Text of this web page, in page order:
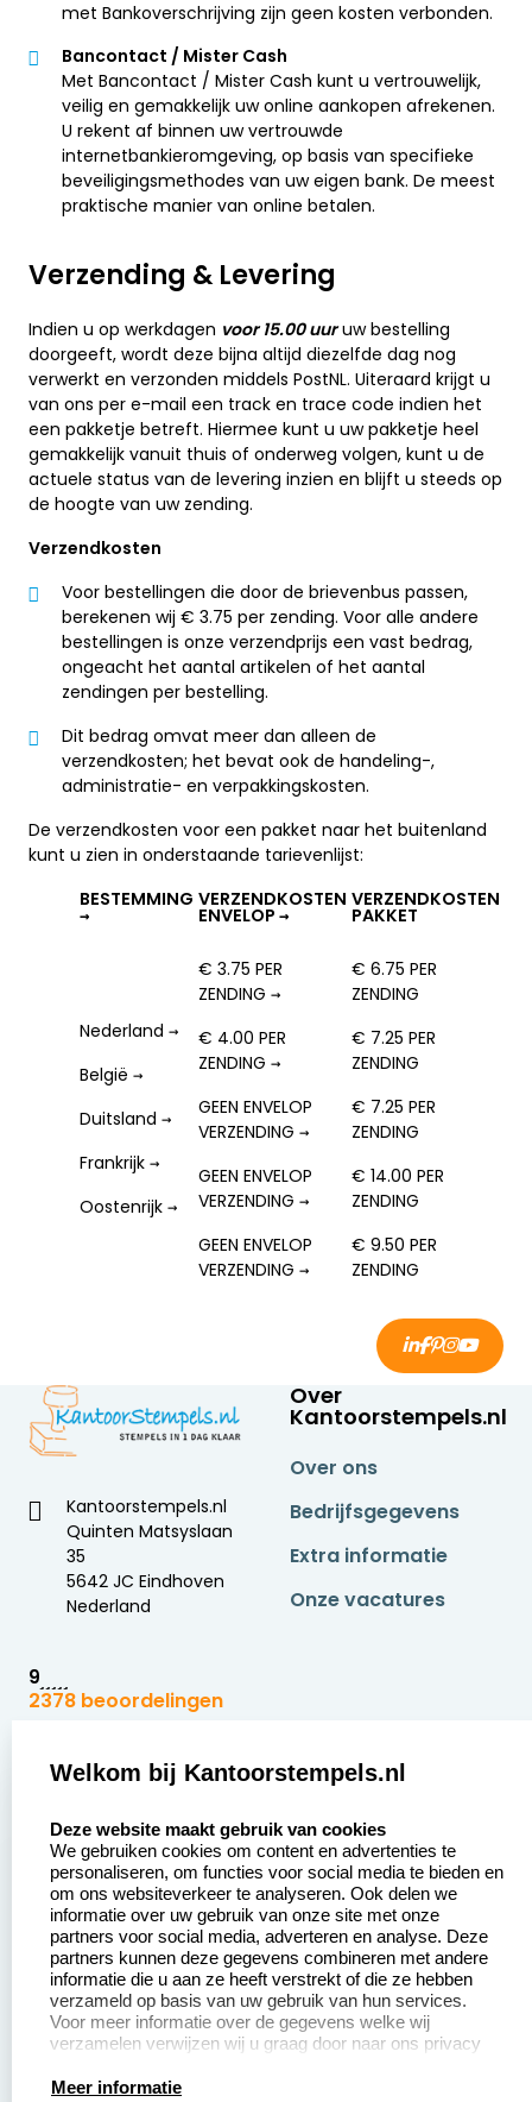
met Bankoverschrijving zijn geen kosten verbonden.
Bancontact / Mister Cash
Met Bancontact / Mister Cash kunt u vertrouwelijk,
veilig en gemakkelijk uw online aankopen afrekenen.
U rekent af binnen uw vertrouwde
internetbankieromgeving, op basis van specifieke
beveiligingsmethodes van uw eigen bank. De meest
praktische manier van online betalen.
Verzending & Levering
Indien u op werkdagen voor 15.00 uuruw bestelling
doorgeeft, wordt deze bijna altijd diezelfde dag nog
verwerkt en verzonden middels PostNL. Uiteraard krijgt u
van ons per e-mail een track en trace code indien het
een pakketje betreft. Hiermee kunt u uw pakketje heel
gemakkelijk vanuit thuis of onderweg volgen, kunt u de
actuele status van de levering inzien en blijft u steeds op
de hoogte van uw zending.
Verzendkosten
Voor bestellingen die door de brievenbus passen,
berekenen wij € 3.75 per zending. Voor alle andere
bestellingen is onze verzendprijs een vast bedrag,
ongeacht het aantal artikelen of het aantal
zendingen per bestelling.
Dit bedrag omvat meer dan alleen de
verzendkosten; het bevat ook de handeling-,
administratie- en verpakkingskosten.
De verzendkosten voor een pakket naar het buitenland
kunt u zien in onderstaande tarievenlijst:
BESTEMMING
→
VERZENDKOSTEN
ENVELOP →
VERZENDKOSTEN
PAKKET
Nederland →
België →
Duitsland →
Frankrijk →
Oostenrijk →
€ 3.75 PER
ZENDING →
€ 4.00 PER
ZENDING →
GEEN ENVELOP
VERZENDING →
GEEN ENVELOP
VERZENDING →
GEEN ENVELOP
VERZENDING →
€ 6.75 PER
ZENDING
€ 7.25 PER
ZENDING
€ 7.25 PER
ZENDING
€ 14.00 PER
ZENDING
€ 9.50 PER
ZENDING
Kantoorstempels.nl
Quinten Matsyslaan
35
5642 JC Eindhoven
Nederland
9
2378 beoordelingen
Over
Kantoorstempels.nl
Over ons
Bedrijfsgegevens
Extra informatie
Onze vacatures
Zakelijk:
Aanvraag op maat
Betaling &
Verzending
Wederverkoper
worden
Sale
Klantenservice:
Contact opnemen
Veel gestelde vragen
Retourneren
Herroepingsrecht
Productinformatie:
Welkom bij Kantoorstempels.nl
Deze website maakt gebruik van cookies
We gebruiken cookies om content en advertenties te
personaliseren, om functies voor social media te bieden en
om ons websiteverkeer te analyseren. Ook delen we
informatie over uw gebruik van onze site met onze
partners voor social media, adverteren en analyse. Deze
partners kunnen deze gegevens combineren met andere
informatie die u aan ze heeft verstrekt of die ze hebben
verzameld op basis van uw gebruik van hun services.
Voor meer informatie over de gegevens welke wij
verzamelen verwijzen wij u graag door naar ons privacy
Meer informatie